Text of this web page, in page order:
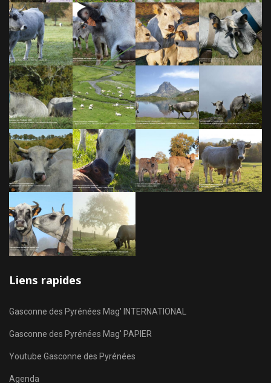
Liens rapides
Gasconne des Pyrénées Mag' INTERNATIONAL
Gasconne des Pyrénées Mag' PAPIER
Youtube Gasconne des Pyrénées
Agenda